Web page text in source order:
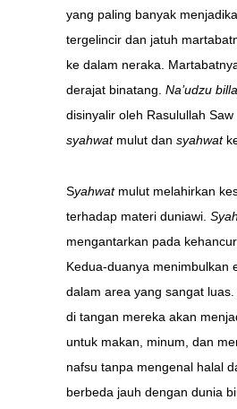
yang paling banyak
tergelincir dan jatuh
ke dalam neraka.
derajat binatang. Na’udzu
disinyalir oleh Rasulullah
syahwatmulut dan syahwat
Syahwat mulut melahirkan
terhadap materi duniawi.
mengantarkan pada
Kedua-duanya menimbulkan
dalam area yang sangat
di tangan mereka akan
untuk makan, minum, dan
nafsu tanpa mengenal halal
berbeda jauh dengan dunia